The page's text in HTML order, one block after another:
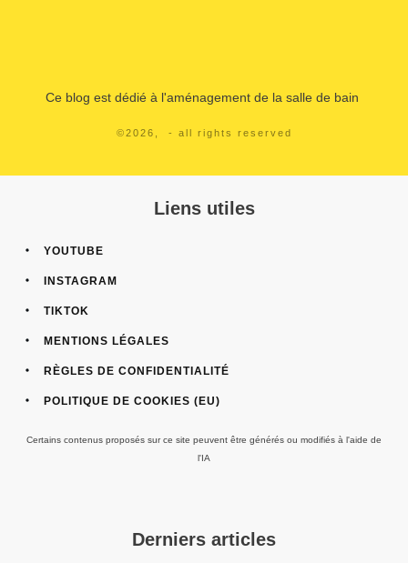
Ce blog est dédié à l'aménagement de la salle de bain
©2026 - all rights reserved
Liens utiles
YOUTUBE
INSTAGRAM
TIKTOK
MENTIONS LÉGALES
RÈGLES DE CONFIDENTIALITÉ
POLITIQUE DE COOKIES (EU)
Certains contenus proposés sur ce site peuvent être générés ou modifiés à l'aide de
l'IA
Derniers articles